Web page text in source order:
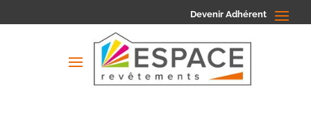
Devenir Adhérent